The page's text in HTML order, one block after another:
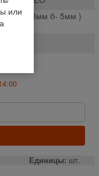
( D -8мм б- 5мм )
Единицы: шт.
или